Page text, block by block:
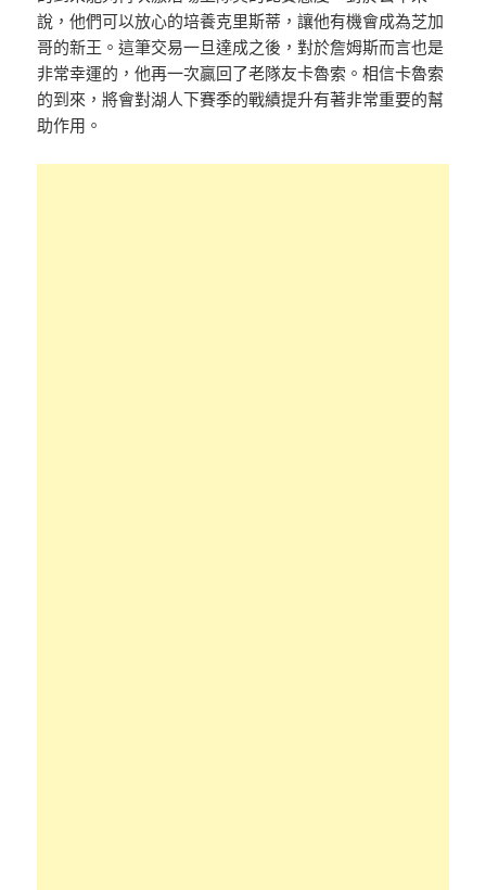
說，他們可以放心的培養克里斯蒂，讓他有機會成為芝加
哥的新王。這筆交易一旦達成之後，對於詹姆斯而言也是
非常幸運的，他再一次贏回了老隊友卡魯索。相信卡魯索
的到來，將會對湖人下賽季的戰績提升有著非常重要的幫
助作用。